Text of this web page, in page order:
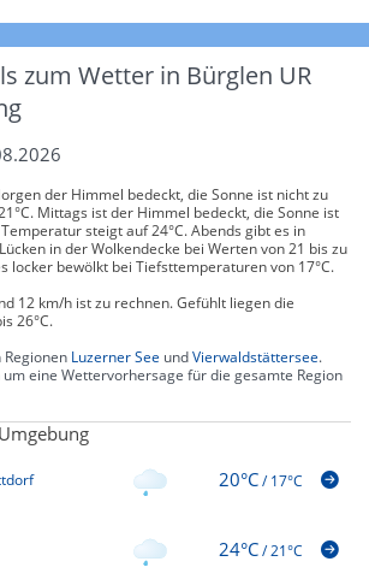
zum Wetter in Bürglen UR
der Himmel bedeckt, die Sonne ist nicht zu
Mittags ist der Himmel bedeckt, die Sonne ist
steigt auf 24°C. Abends gibt es in
in der Wolkendecke bei Werten von 21 bis zu
locker bewölkt bei Tiefsttemperaturen von 17°C.
12 km/h ist zu rechnen. Gefühlt liegen die
26°C.
Regionen Luzerner See undVierwaldstättersee.
um eine Wettervorhersage für die gesamte Region
20°C/17°C
24°C/21°C